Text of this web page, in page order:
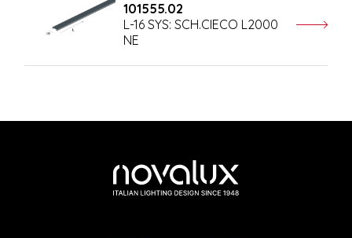
101555.02
L-16 SYS: SCH.CIECO L2000
NE